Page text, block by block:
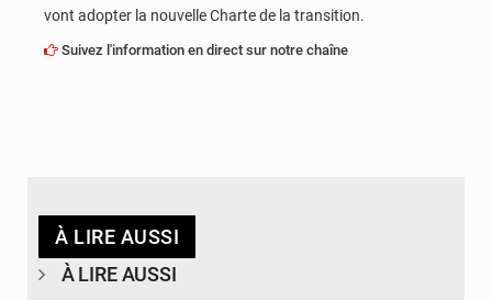
vont adopter la nouvelle Charte de la transition.
Suivez l'information en direct sur notre chaîne
À LIRE AUSSI
À LIRE AUSSI